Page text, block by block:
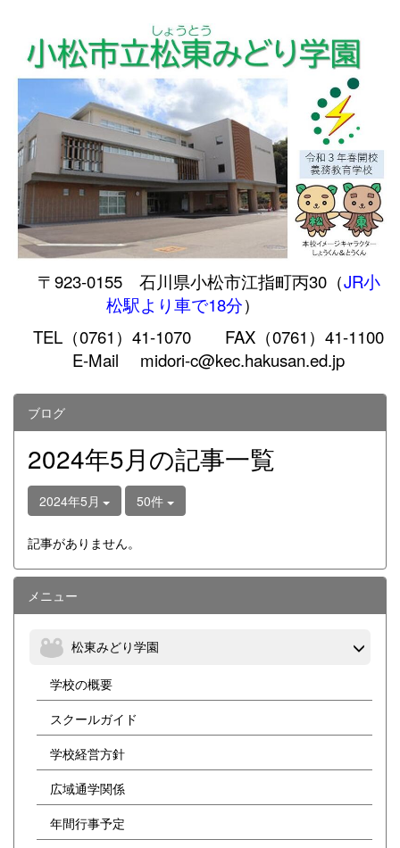
〒923-0155 石川県小松市江指町丙30（JR小
松駅より車で18分）
TEL（0761）41-1070 FAX（0761）41-1100
E-Mail midori-c@kec.hakusan.ed.jp
ブログ
2024年5月の記事一覧
2024年5月 50件
記事がありません。
メニュー
松東みどり学園
学校の概要
スクールガイド
学校経営方針
広域通学関係
年間行事予定